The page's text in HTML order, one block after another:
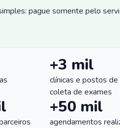
pague somente pelo
+3 mil
clínicas e postos de
coleta de exames
+50 mil
agendamentos